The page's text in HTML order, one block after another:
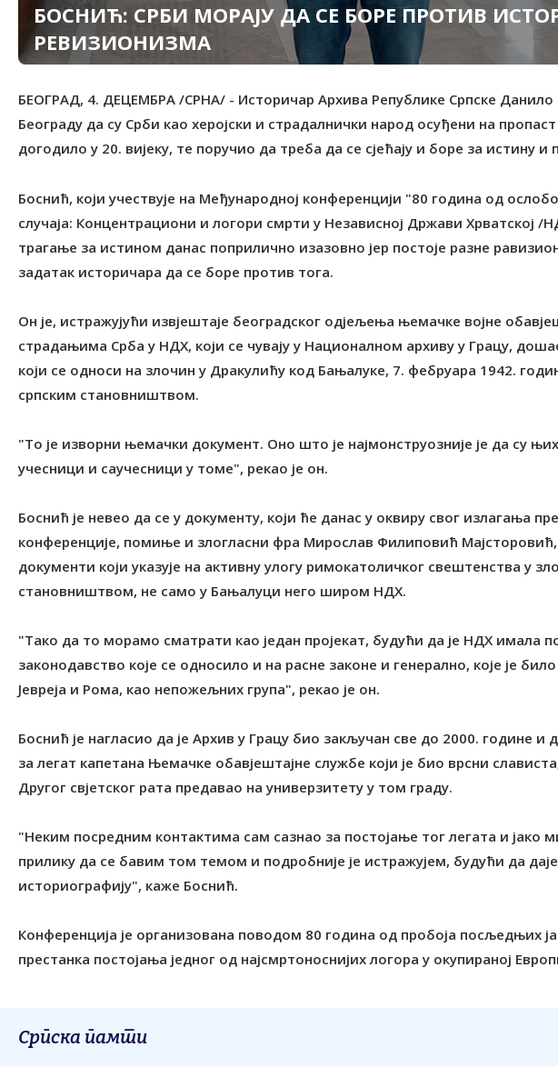
БОСНИЋ: СРБИ МОРАЈУ ДА СЕ БОРЕ ПРОТИВ
РЕВИЗИОНИЗМА
БЕОГРАД, 4. ДЕЦЕМБРА /СРНА/ - Историчар Архива Републике Српске Данило
Београду да су Срби као херојски и страдалнички народ осуђени на
догодило у 20. вијеку, те поручио да треба да се сјећају и боре за истину
Боснић, који учествује на Међународној конференцији "80 година од
случаја: Концентрациони и логори смрти у Независној Држави Хрватској /
трагање за истином данас поприлично изазовно јер постоје разне
задатак историчара да се боре против тога.
Он је, истражујући извјештаје београдског одјељења њемачке војне
страдањима Срба у НДХ, који се чувају у Националном архиву у Грацу,
који се односи на злочин у Дракулићу код Бањалуке, 7. фебруара 1942.
српским становништвом.
"То је изворни њемачки документ. Оно што је најмонструозније је да су
учесници и саучесници у томе", рекао је он.
Боснић је невео да се у документу, који ће данас у оквиру свог излагања
конференције, помиње и злогласни фра Мирослав Филиповић Мајсторовић,
документи који указује на активну улогу римокатоличког свештенства у
становништвом, не само у Бањалуци него широм НДХ.
"Тако да то морамо сматрати као један пројекат, будући да је НДХ имала
законодавство које се односило и на расне законе и генерално, које је
Јевреја и Рома, као непожељних група", рекао је он.
Боснић је нагласио да је Архив у Грацу био закључан све до 2000. године и
за легат капетана Њемачке обавјештајне службе који је био врсни
Другог свјетског рата предавао на универзитету у том граду.
"Неким посредним контактима сам сазнао за постојање тог легата и јако
прилику да се бавим том темом и подробније је истражујем, будући да
историографију", каже Боснић.
Конференција је организована поводом 80 година од пробоја посљедњих
престанка постојања једног од најсмртоноснијих логора у окупираној
Српска памти